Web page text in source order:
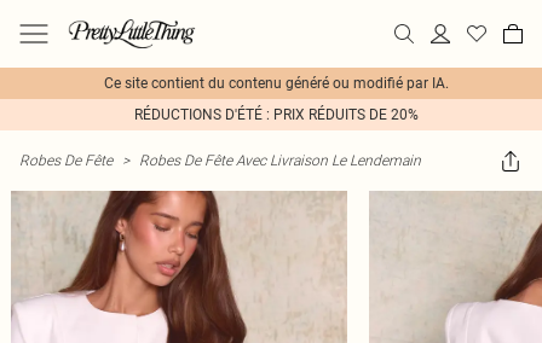
Ce site contient du contenu généré ou modifié par IA.
RÉDUCTIONS D'ÉTÉ : PRIX RÉDUITS DE 20%
Robes De Fête > Robes De Fête Avec Livraison Le Lendemain